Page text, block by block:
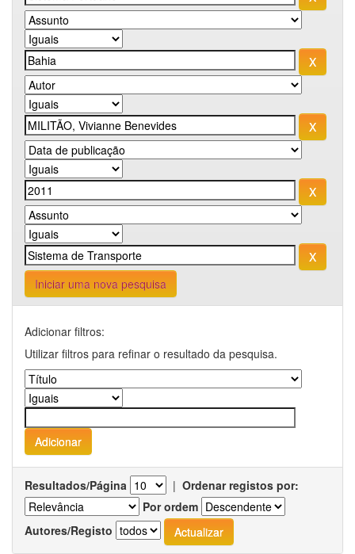
Iniciar uma nova pesquisa
Adicionar filtros:
Utilizar filtros para refinar o resultado da pesquisa.
Resultados/Página | Ordenar registos por:
Por ordem
Autores/Registo